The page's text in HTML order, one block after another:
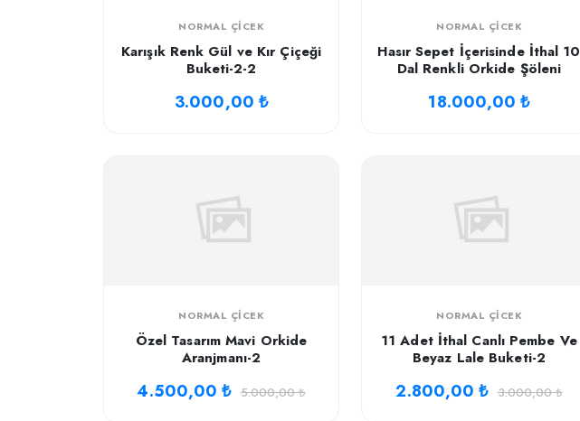
NORMAL ÇICEK
Karışık Renk Gül ve Kır Çiçeği
Buketi-2-2
3.000,00 ₺
NORMAL ÇICEK
Hasır Sepet İçerisinde İthal 10
Dal Renkli Orkide Şöleni
18.000,00 ₺
NORMAL ÇICEK
Özel Tasarım Mavi Orkide
Aranjmanı-2
4.500,00 ₺ 5.000,00 ₺
NORMAL ÇICEK
11 Adet İthal Canlı Pembe Ve
Beyaz Lale Buketi-2
2.800,00 ₺ 3.000,00 ₺